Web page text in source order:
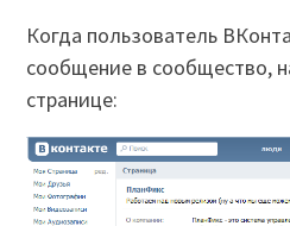
Когда пользователь
сообщение в сообщество,
странице: